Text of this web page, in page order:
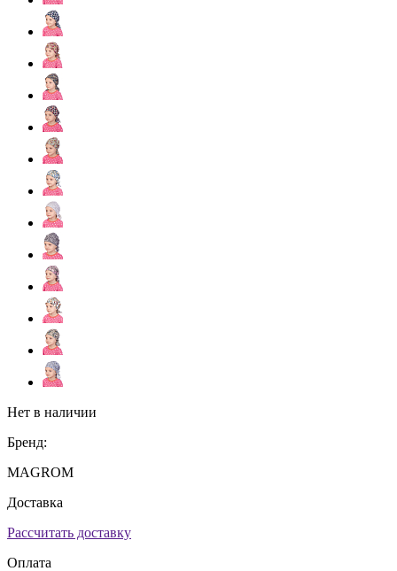
Нет в наличии
Бренд:
MAGROM
Доставка
Рассчитать доставку
Оплата